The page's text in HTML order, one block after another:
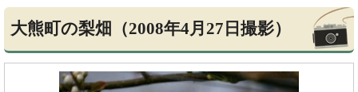
大熊町の梨畑（2008年4月27日撮影）